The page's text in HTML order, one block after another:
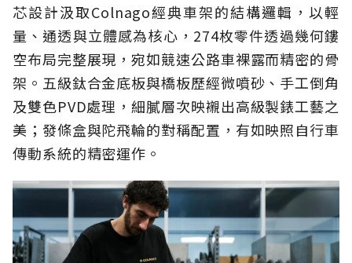
芯設計汲取Colnago經典車架的結構邏輯，以輕
量、通透與立體感為核心，274枚零件透過幾何鏤
空布局完整展現，宛如競速公路車裸露而精密的骨
架。五級鈦合金底板與橋板歷經微噴砂、手工倒角
及雙色PVD處理，細膩層次映襯出高級製錶工藝之
美；發條盒與陀飛輪的對稱配置，有如映照自行車
傳動系統的精密運作。